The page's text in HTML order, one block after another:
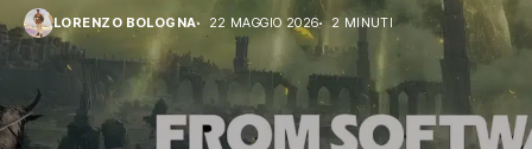
LORENZO BOLOGNA 22 MAGGIO 2026 2 MINUTI